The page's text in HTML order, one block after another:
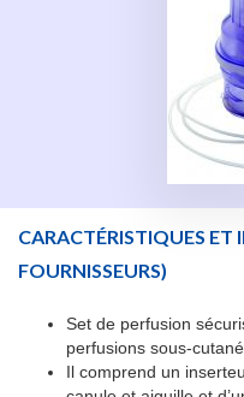
CARACTÉRISTIQUES ET
FOURNISSEURS)
Set de perfusion
perfusions sous-
Il comprend un